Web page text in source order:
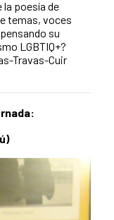
poesía de
temas, voces
su
LGBTIQ+?
Travas-Cuir